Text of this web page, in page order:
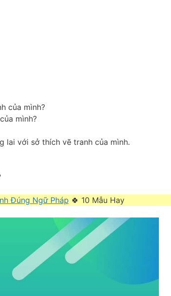
của mình?
mình?
lai với sở thích vẽ tranh của mình.
Đúng Ngữ Pháp 🍀 10 Mẫu Hay